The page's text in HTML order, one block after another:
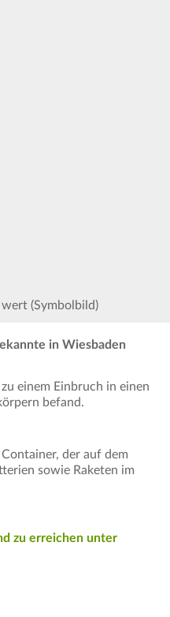
(Symbolbild)
in Wiesbaden
einem Einbruch in einen
befand.
der auf dem
sowie Raketen im
zu erreichen unter